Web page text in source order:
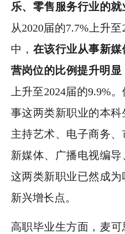
乐、零售服务行业的
从2020届的7.7%上升
中， 在该行业从事新
营岗位的比例提升明显
上升至2024届的9.9%
事这两类新职业的本
主持艺术、电子商务
新媒体、广播电视编导
这两类新职业已然成
新兴增长点。
高职毕业生方面，麦可